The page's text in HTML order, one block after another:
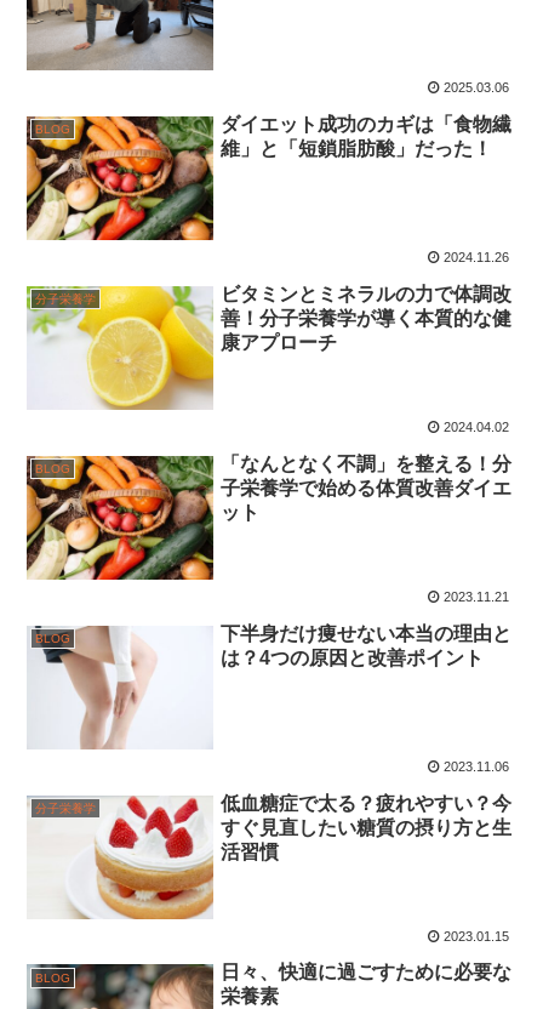
2025.03.06
BLOG
ダイエット成功のカギは「食物繊
維」と「短鎖脂肪酸」だった！
2024.11.26
分子栄養学
ビタミンとミネラルの力で体調改
善！分子栄養学が導く本質的な健
康アプローチ
2024.04.02
BLOG
「なんとなく不調」を整える！分
子栄養学で始める体質改善ダイエ
ット
2023.11.21
BLOG
下半身だけ痩せない本当の理由と
は？4つの原因と改善ポイント
2023.11.06
分子栄養学
低血糖症で太る？疲れやすい？今
すぐ見直したい糖質の摂り方と生
活習慣
2023.01.15
BLOG
日々、快適に過ごすために必要な
栄養素